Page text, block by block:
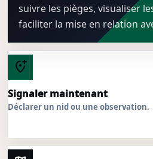
suivre les pièges, visualiser
faciliter la mise en relation
add_location_alt
Signaler maintenant
Déclarer un nid ou une observation.